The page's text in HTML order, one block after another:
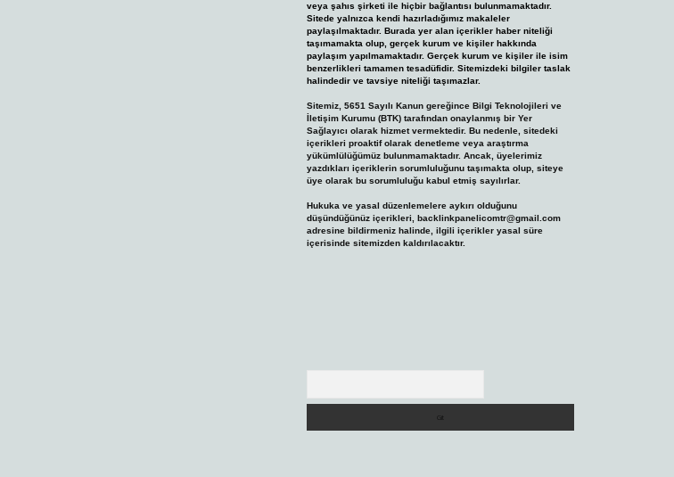
veya şahıs şirketi ile hiçbir bağlantısı bulunmamaktadır.
Sitede yalnızca kendi hazırladığımız makaleler
paylaşılmaktadır. Burada yer alan içerikler haber niteliği
taşımamakta olup, gerçek kurum ve kişiler hakkında
paylaşım yapılmamaktadır. Gerçek kurum ve kişiler ile isim
benzerlikleri tamamen tesadüfidir. Sitemizdeki bilgiler taslak
halindedir ve tavsiye niteliği taşımazlar.
Sitemiz, 5651 Sayılı Kanun gereğince Bilgi Teknolojileri ve
İletişim Kurumu (BTK) tarafından onaylanmış bir Yer
Sağlayıcı olarak hizmet vermektedir. Bu nedenle, sitedeki
içerikleri proaktif olarak denetleme veya araştırma
yükümlülüğümüz bulunmamaktadır. Ancak, üyelerimiz
yazdıkları içeriklerin sorumluluğunu taşımakta olup, siteye
üye olarak bu sorumluluğu kabul etmiş sayılırlar.
Hukuka ve yasal düzenlemelere aykırı olduğunu
düşündüğünüz içerikleri, backlinkpanelicomtr@gmail.com
adresine bildirmeniz halinde, ilgili içerikler yasal süre
içerisinde sitemizden kaldırılacaktır.